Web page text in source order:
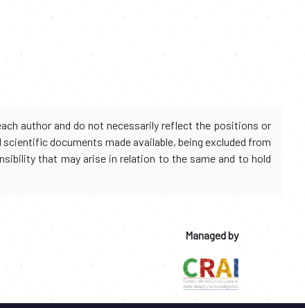
author and do not necessarily reflect the positions or
documents made available, being excluded from
that may arise in relation to the same and to hold
Managed by